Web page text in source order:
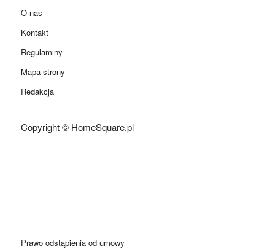
O nas
Kontakt
Regulaminy
Mapa strony
Redakcja
Copyright © HomeSquare.pl
Prawo odstąpienia od umowy